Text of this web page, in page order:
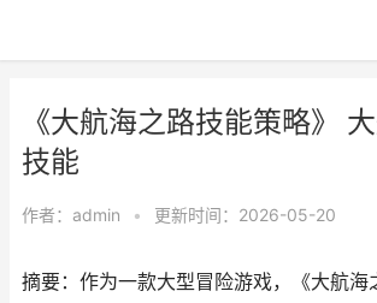
《大航海之路技能策略》
技能
作者： admin • 更新时间：2026-05-20
摘要：作为一款大型冒险游戏，《大航海